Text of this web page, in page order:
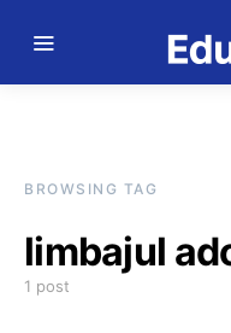
BROWSING TAG
limbajul
1 post